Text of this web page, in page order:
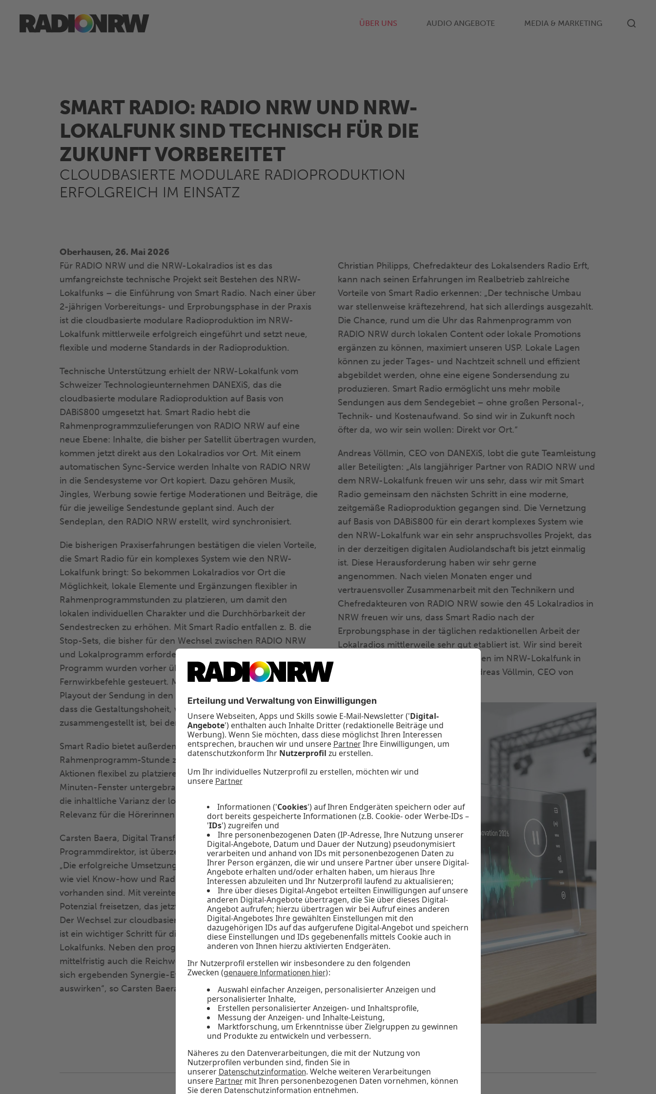
ÜBER UNS AUDIO ANGEBOTE MEDIA & MARKETING
SMART RADIO: RADIO NRW UND NRW-
LOKALFUNK SIND TECHNISCH FÜR DIE
ZUKUNFT VORBEREITET
CLOUDBASIERTE MODULARE RADIOPRODUKTION
ERFOLGREICH IM EINSATZ
Oberhausen, 26. Mai 2026
Für RADIO NRW und die NRW-Lokalradios ist es das
umfangreichste technische Projekt seit Bestehen des NRW-
Lokalfunks – die Einführung von Smart Radio. Nach einer über
2-jährigen Vorbereitungs- und Erprobungsphase in der Praxis
ist die cloudbasierte modulare Radioproduktion im NRW-
Lokalfunk mittlerweile erfolgreich eingeführt und setzt neue,
flexible und moderne Standards in der Radioproduktion.
Technische Unterstützung erhielt der NRW-Lokalfunk vom
Schweizer Technologieunternehmen DANEXiS, das die
cloudbasierte modulare Radioproduktion auf Basis von
DABiS800 umgesetzt hat. Smart Radio hebt die
Rahmenprogrammzulieferungen von RADIO NRW auf eine
neue Ebene: Inhalte, die bisher per Satellit übertragen wurden,
kommen jetzt direkt aus den Lokalradios vor Ort. Mit einem
automatischen Sync-Service werden Inhalte von RADIO NRW
in die Sendesysteme vor Ort kopiert. Dazu gehören Musik,
Jingles, Werbung sowie fertige Moderationen und Beiträge, die
für die jeweilige Sendestunde geplant sind. Auch der
Sendeplan, den RADIO NRW erstellt, wird synchronisiert.
Die bisherigen Praxiserfahrungen bestätigen die vielen Vorteile,
die Smart Radio für ein komplexes System wie den NRW-
Lokalfunk bringt: So bekommen Lokalradios vor Ort die
Möglichkeit, lokale Elemente und Ergänzungen flexibler in
Rahmenprogrammstunden zu platzieren, um damit den
lokalen individuellen Charakter und die Durchhörbarkeit der
Sendestrecken zu erhöhen. Mit Smart Radio entfallen z. B. die
Stop-Sets, die bisher für den Wechsel zwischen RADIO NRW
und Lokalprogramm erforderlich waren. Die Wechsel im
Programm wurden vorher über feste Uhrzeiten oder
Fernwirkbefehle gesteuert. Mit der neuen Technik findet das
Playout der Sendung in den einzelnen Lokalradios statt, so
dass die Gestaltungshoheit, wie eine Sendestunde
zusammengestellt ist, bei den Stationen vor Ort liegt.
Smart Radio bietet außerdem die Möglichkeit, in jeder
Rahmenprogramm-Stunde zusätzliche lokale Trailer und
Aktionen flexibel zu platzieren, die bisher im sogenannten 10-
Minuten-Fenster untergebracht wurden. Das stärkt ebenfalls
die inhaltliche Varianz der lokalen Programme und erhöht die
Relevanz für die Hörerinnen und Hörer.
Carsten Baera, Digital Transformation Manager und stellv.
Programmdirektor, ist überzeugt von der neuen Sendetechnik:
„Die erfolgreiche Umsetzung des Smart Radio-Projektes zeigt,
wie viel Know-how und Radio-Erfahrung im NRW-Lokalfunk
vorhanden sind. Mit vereinten Kräften konnten wir ein enormes
Potenzial freisetzen, das jetzt allen Beteiligten zugutekommt.
Der Wechsel zur cloudbasierten modularen Radioproduktion
ist ein wichtiger Schritt für die Zukunftsfähigkeit des NRW-
Lokalfunks. Neben den programmlichen Vorteilen, die
mittelfristig auch die Reichweite steigern sollen, werden die
sich ergebenden Synergie-Effekte zudem wirtschaftlich positiv
auswirken“, so Carsten Baera.
Christian Philipps, Chefredakteur des Lokalsenders Radio Erft,
kann nach seinen Erfahrungen im Realbetrieb zahlreiche
Vorteile von Smart Radio erkennen: „Der technische Umbau
war stellenweise kräftezehrend, hat sich allerdings ausgezahlt.
Die Chance, rund um die Uhr das Rahmenprogramm von
RADIO NRW durch lokalen Content oder lokale Promotions
ergänzen zu können, maximiert unseren USP. Lokale Lagen
können zu jeder Tages- und Nachtzeit schnell und effizient
abgebildet werden, ohne eine eigene Sondersendung zu
produzieren. Smart Radio ermöglicht uns mehr mobile
Sendungen aus dem Sendegebiet – ohne großen Personal-,
Technik- und Kostenaufwand. So sind wir in Zukunft noch
öfter da, wo wir sein wollen: Direkt vor Ort.“
Andreas Völlmin, CEO von DANEXiS, lobt die gute Teamleistung
aller Beteiligten: „Als langjähriger Partner von RADIO NRW und
dem NRW-Lokalfunk freuen wir uns sehr, dass wir mit Smart
Radio gemeinsam den nächsten Schritt in eine moderne,
zeitgemäße Radioproduktion gegangen sind. Die Vernetzung
auf Basis von DABiS800 für ein derart komplexes System wie
den NRW-Lokalfunk war ein sehr anspruchsvolles Projekt, das
in der derzeitigen digitalen Audiolandschaft bis jetzt einmalig
ist. Diese Herausforderung haben wir sehr gerne
angenommen. Nach vielen Monaten enger und
vertrauensvoller Zusammenarbeit mit den Technikern und
Chefredakteuren von RADIO NRW sowie den 45 Lokalradios in
NRW freuen wir uns, dass Smart Radio nach der
Erprobungsphase in der täglichen redaktionellen Arbeit der
Lokalradios mittlerweile sehr gut etabliert ist. Wir sind bereit
auch zukünftige neue Anforderungen im NRW-Lokalfunk in
Smart Radio zu integrieren“, so Andreas Völlmin, CEO von